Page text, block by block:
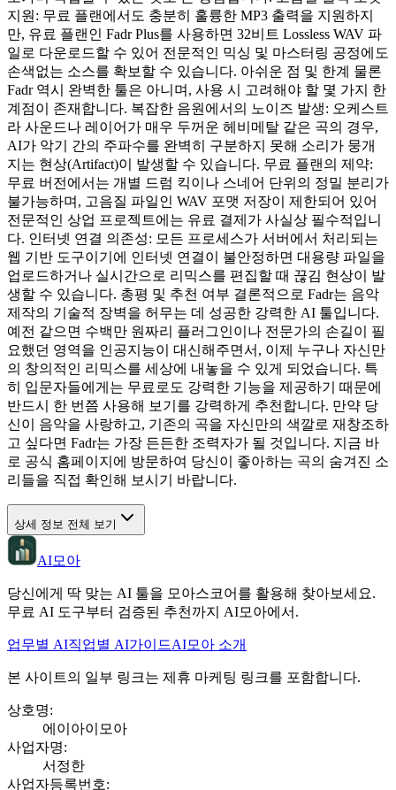
지원: 무료 플랜에서도 충분히 훌륭한 MP3 출력을 지원하지
만, 유료 플랜인 Fadr Plus를 사용하면 32비트 Lossless WAV 파
일로 다운로드할 수 있어 전문적인 믹싱 및 마스터링 공정에도
손색없는 소스를 확보할 수 있습니다. 아쉬운 점 및 한계 물론
Fadr 역시 완벽한 툴은 아니며, 사용 시 고려해야 할 몇 가지 한
계점이 존재합니다. 복잡한 음원에서의 노이즈 발생: 오케스트
라 사운드나 레이어가 매우 두꺼운 헤비메탈 같은 곡의 경우,
AI가 악기 간의 주파수를 완벽히 구분하지 못해 소리가 뭉개
지는 현상(Artifact)이 발생할 수 있습니다. 무료 플랜의 제약:
무료 버전에서는 개별 드럼 킥이나 스네어 단위의 정밀 분리가
불가능하며, 고음질 파일인 WAV 포맷 저장이 제한되어 있어
전문적인 상업 프로젝트에는 유료 결제가 사실상 필수적입니
다. 인터넷 연결 의존성: 모든 프로세스가 서버에서 처리되는
웹 기반 도구이기에 인터넷 연결이 불안정하면 대용량 파일을
업로드하거나 실시간으로 리믹스를 편집할 때 끊김 현상이 발
생할 수 있습니다. 총평 및 추천 여부 결론적으로 Fadr는 음악
제작의 기술적 장벽을 허무는 데 성공한 강력한 AI 툴입니다.
예전 같으면 수백만 원짜리 플러그인이나 전문가의 손길이 필
요했던 영역을 인공지능이 대신해주면서, 이제 누구나 자신만
의 창의적인 리믹스를 세상에 내놓을 수 있게 되었습니다. 특
히 입문자들에게는 무료로도 강력한 기능을 제공하기 때문에
반드시 한 번쯤 사용해 보기를 강력하게 추천합니다. 만약 당
신이 음악을 사랑하고, 기존의 곡을 자신만의 색깔로 재창조하
고 싶다면 Fadr는 가장 든든한 조력자가 될 것입니다. 지금 바
로 공식 홈페이지에 방문하여 당신이 좋아하는 곡의 숨겨진 소
리들을 직접 확인해 보시기 바랍니다.
상세 정보 전체 보기
AI모아
당신에게 딱 맞는 AI 툴을 모아스코어를 활용해 찾아보세요.
무료 AI 도구부터 검증된 추천까지 AI모아에서.
업무별 AI직업별 AI가이드AI모아 소개
본 사이트의 일부 링크는 제휴 마케팅 링크를 포함합니다.
상호명:
에이아이모아
사업자명:
서정한
사업자등록번호: